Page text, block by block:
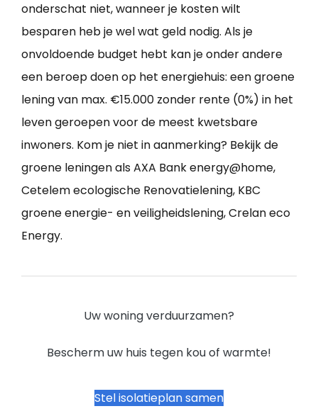
onderschat niet, wanneer je kosten wilt
besparen heb je wel wat geld nodig. Als je
onvoldoende budget hebt kan je onder andere
een beroep doen op het energiehuis: een groene
lening van max. €15.000 zonder rente (0%) in het
leven geroepen voor de meest kwetsbare
inwoners. Kom je niet in aanmerking? Bekijk de
groene leningen als AXA Bank energy@home,
Cetelem ecologische Renovatielening, KBC
groene energie- en veiligheidslening, Crelan eco
Energy.
Uw woning verduurzamen?
Bescherm uw huis tegen kou of warmte!
Stel isolatieplan samen